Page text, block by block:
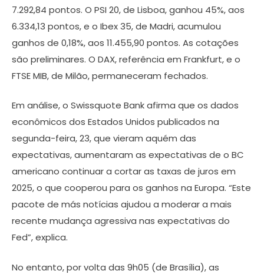
7.292,84 pontos. O PSI 20, de Lisboa, ganhou 45%, aos
6.334,13 pontos, e o Ibex 35, de Madri, acumulou
ganhos de 0,18%, aos 11.455,90 pontos. As cotações
são preliminares. O DAX, referência em Frankfurt, e o
FTSE MIB, de Milão, permaneceram fechados.
Em análise, o Swissquote Bank afirma que os dados
econômicos dos Estados Unidos publicados na
segunda-feira, 23, que vieram aquém das
expectativas, aumentaram as expectativas de o BC
americano continuar a cortar as taxas de juros em
2025, o que cooperou para os ganhos na Europa. “Este
pacote de más notícias ajudou a moderar a mais
recente mudança agressiva nas expectativas do
Fed”, explica.
No entanto, por volta das 9h05 (de Brasília), as